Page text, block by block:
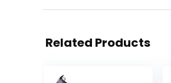
Related Products